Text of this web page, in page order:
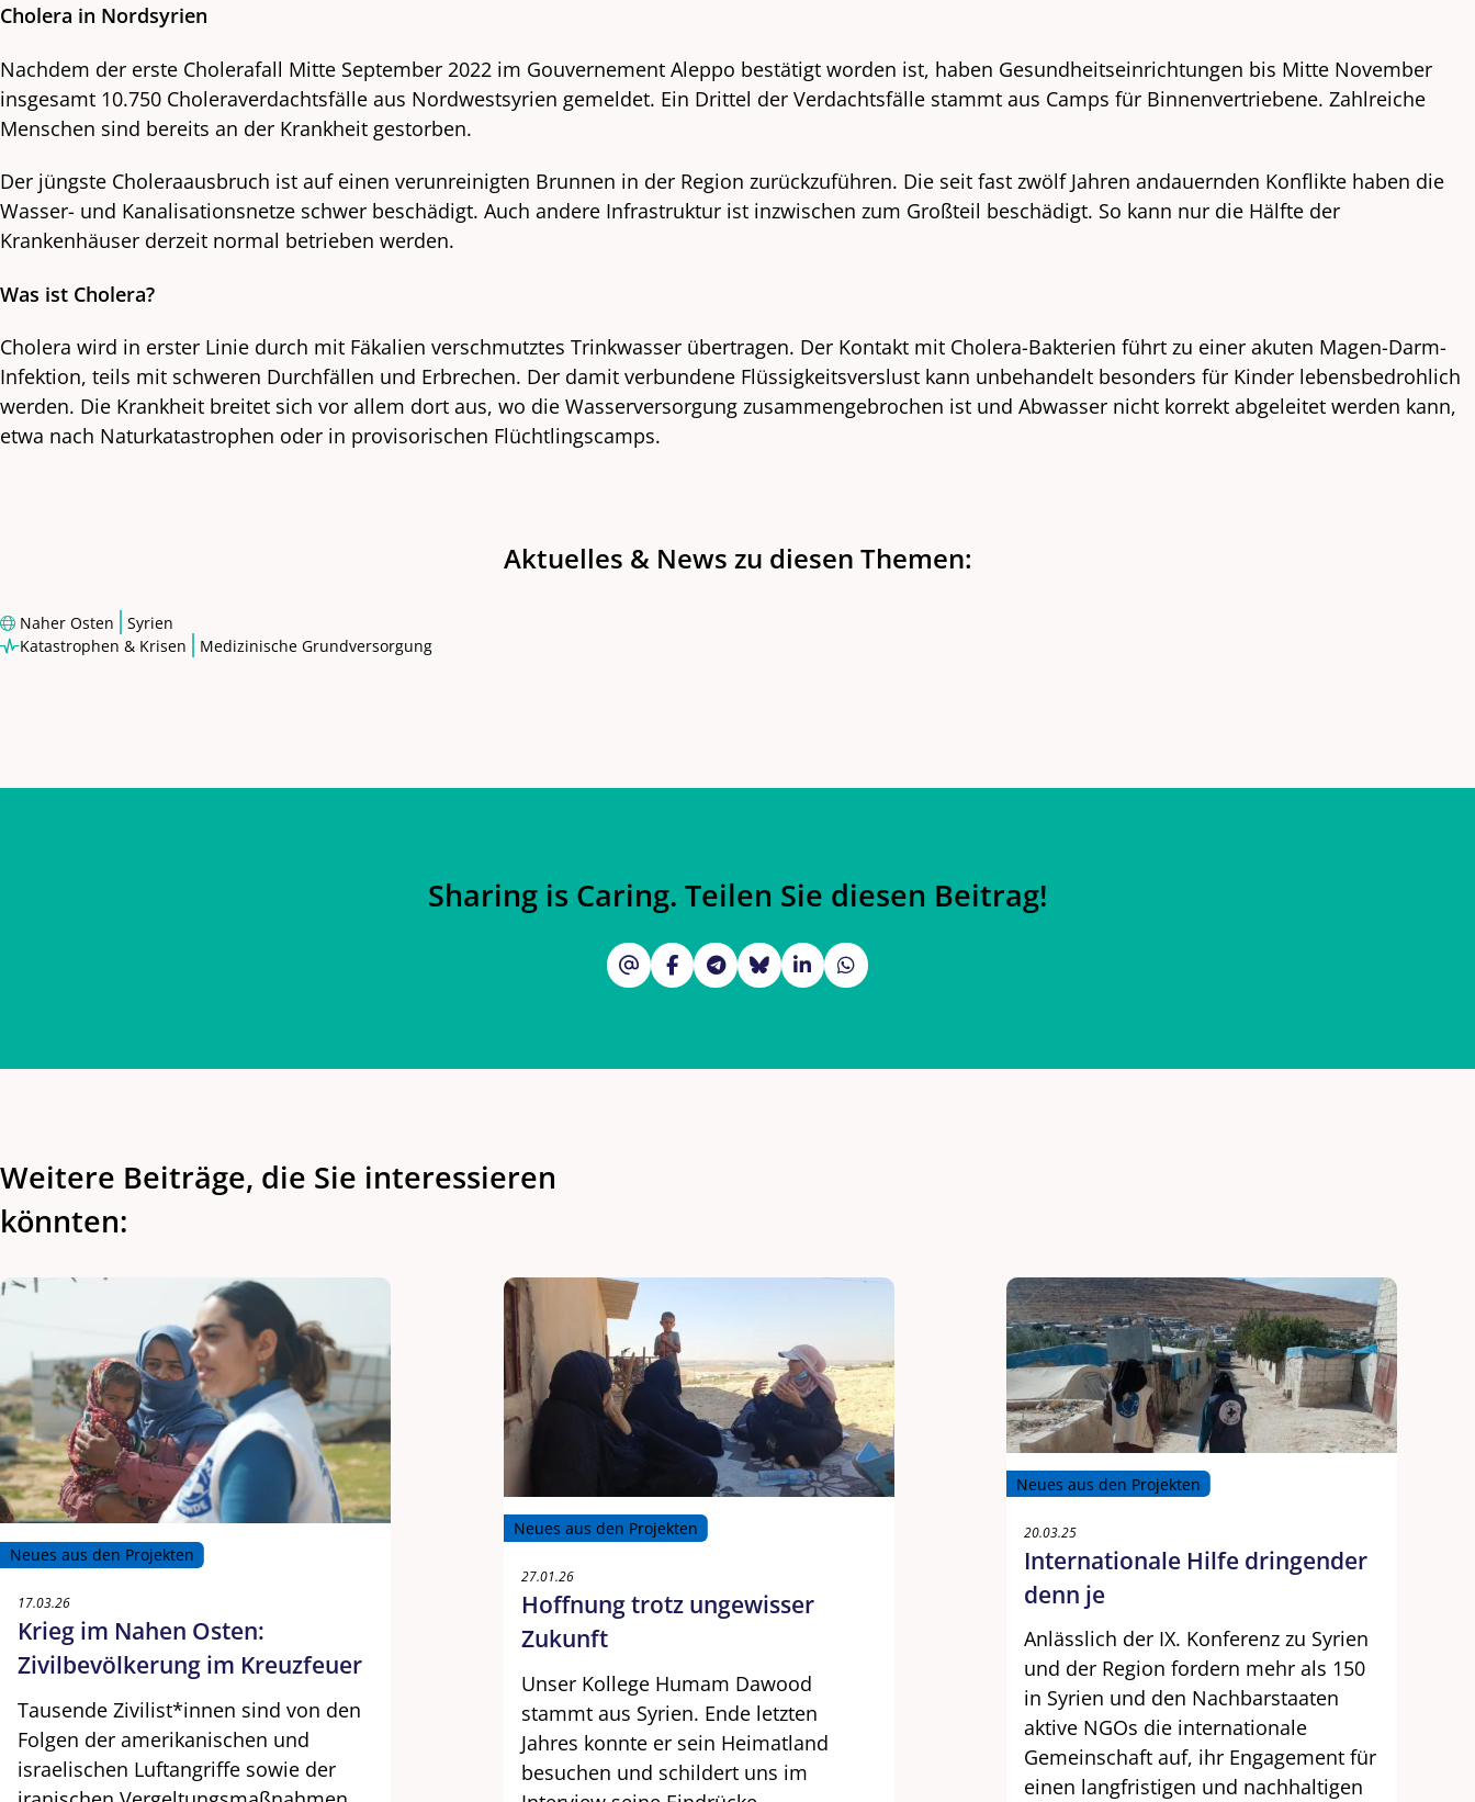
Cholera in Nordsyrien
Nachdem der erste Cholerafall Mitte September 2022 im Gouvernement Aleppo bestätigt worden ist, haben Gesundheitseinrichtungen bis Mitte November
insgesamt 10.750 Choleraverdachtsfälle aus Nordwestsyrien gemeldet. Ein Drittel der Verdachtsfälle stammt aus Camps für Binnenvertriebene. Zahlreiche
Menschen sind bereits an der Krankheit gestorben.
Der jüngste Choleraausbruch ist auf einen verunreinigten Brunnen in der Region zurückzuführen. Die seit fast zwölf Jahren andauernden Konflikte haben die
Wasser- und Kanalisationsnetze schwer beschädigt. Auch andere Infrastruktur ist inzwischen zum Großteil beschädigt. So kann nur die Hälfte der
Krankenhäuser derzeit normal betrieben werden.
Was ist Cholera?
Cholera wird in erster Linie durch mit Fäkalien verschmutztes Trinkwasser übertragen. Der Kontakt mit Cholera-Bakterien führt zu einer akuten Magen-Darm-
Infektion, teils mit schweren Durchfällen und Erbrechen. Der damit verbundene Flüssigkeitsverslust kann unbehandelt besonders für Kinder lebensbedrohlich
werden. Die Krankheit breitet sich vor allem dort aus, wo die Wasserversorgung zusammengebrochen ist und Abwasser nicht korrekt abgeleitet werden kann,
etwa nach Naturkatastrophen oder in provisorischen Flüchtlingscamps.
Aktuelles & News zu diesen Themen:
Naher Osten | Syrien
Katastrophen & Krisen | Medizinische Grundversorgung
Sharing is Caring. Teilen Sie diesen Beitrag!
Weitere Beiträge, die Sie interessieren
könnten:
Neues aus den Projekten
17.03.26
Krieg im Nahen Osten:
Zivilbevölkerung im Kreuzfeuer
Tausende Zivilist*innen sind von den
Folgen der amerikanischen und
israelischen Luftangriffe sowie der
Neues aus den Projekten
27.01.26
Hoffnung trotz ungewisser
Zukunft
Unser Kollege Humam Dawood
stammt aus Syrien. Ende letzten
Jahres konnte er sein Heimatland
besuchen und schildert uns im
Neues aus den Projekten
20.03.25
Internationale Hilfe dringender
denn je
Anlässlich der IX. Konferenz zu Syrien
und der Region fordern mehr als 150
in Syrien und den Nachbarstaaten
aktive NGOs die internationale
Gemeinschaft auf, ihr Engagement für
einen langfristigen und nachhaltigen